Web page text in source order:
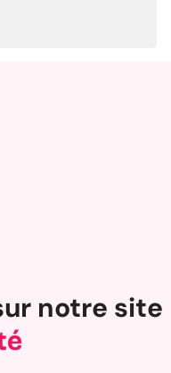
notre site